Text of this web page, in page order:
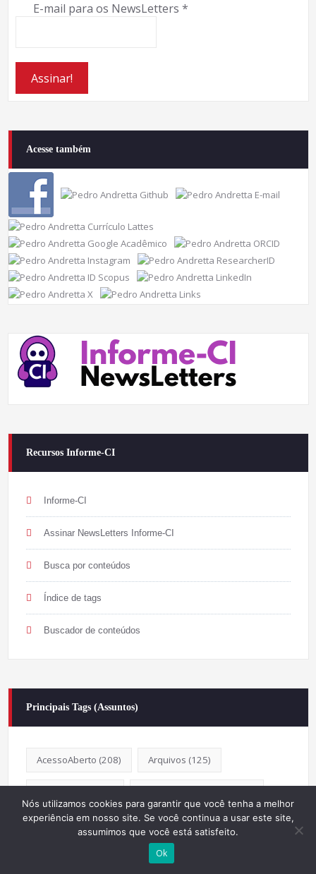
E-mail para os NewsLetters *
Acesse também
Recursos Informe-CI
Informe-CI
Assinar NewsLetters Informe-CI
Busca por conteúdos
Índice de tags
Buscador de conteúdos
Principais Tags (Assuntos)
AcessoAberto (208) Arquivos (125)
BibliotecasPúblicas (377)
(270)
Nós utilizamos cookies para garantir que você tenha a melhor
experiência em nosso site. Se você continua a usar este site,
assumimos que você está satisfeito.
Ok